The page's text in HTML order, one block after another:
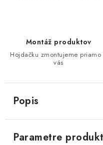
Montáž produktov
Hojdačku zmontujeme priamo
vás
Popis
Parametre